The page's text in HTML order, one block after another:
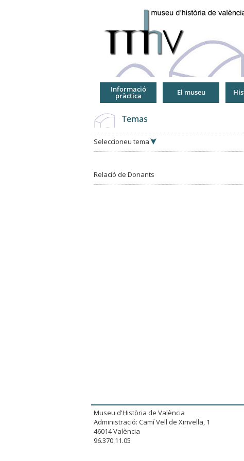
Informació
pràctica El museu
Temas
Seleccioneu tema
Relació de Donants
Museu d'Història de València
Administració: Camí Vell de Xirivella, 1
46014 València
96.370.11.05